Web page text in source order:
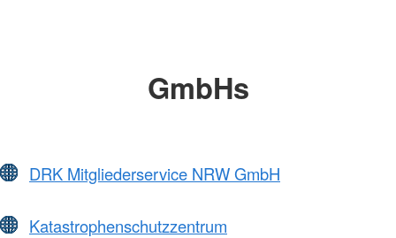
GmbHs
DRK Mitgliederservice NRW GmbH
Katastrophenschutzzentrum